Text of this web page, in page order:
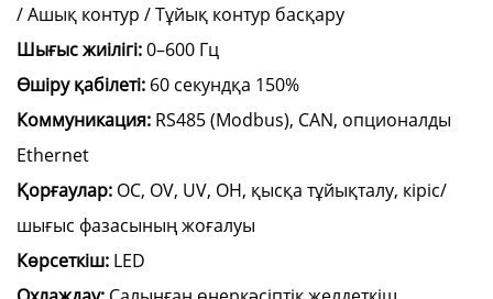
/ Ашық контур / Тұйық контур басқару
Шығыс жиілігі:0–600 Гц
Өшіру қабілеті: 60 секундқа 150%
Коммуникация: RS485 (Modbus), CAN, опционалды
Ethernet
Қорғаулар: OC, OV, UV, OH, қысқа тұйықталу, кіріс/
шығыс фазасының жоғалуы
Көрсеткіш: LED